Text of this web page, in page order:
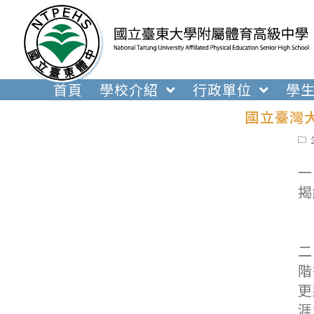
內
首頁 學校介紹 行政單位 學
國立臺灣